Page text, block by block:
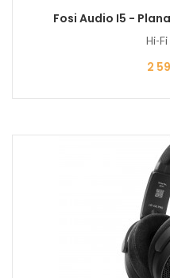
Fosi Audio I5 -
Hi-Fi
Cena
2